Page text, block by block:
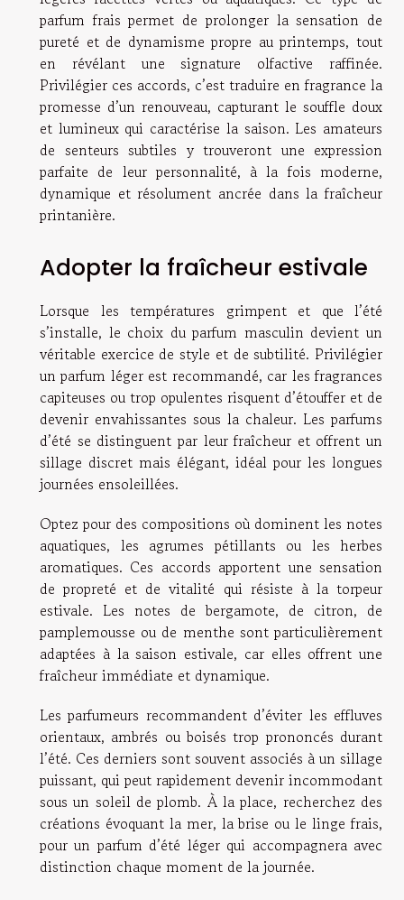
parfum frais permet de prolonger la sensation de
pureté et de dynamisme propre au printemps, tout
en révélant une signature olfactive raffinée.
Privilégier ces accords, c’est traduire en fragrance la
promesse d’un renouveau, capturant le souffle doux
et lumineux qui caractérise la saison. Les amateurs
de senteurs subtiles y trouveront une expression
parfaite de leur personnalité, à la fois moderne,
dynamique et résolument ancrée dans la fraîcheur
printanière.
Adopter la fraîcheur estivale
Lorsque les températures grimpent et que l’été
s’installe, le choix du parfum masculin devient un
véritable exercice de style et de subtilité. Privilégier
un parfum léger est recommandé, car les fragrances
capiteuses ou trop opulentes risquent d’étouffer et de
devenir envahissantes sous la chaleur. Les parfums
d’été se distinguent par leur fraîcheur et offrent un
sillage discret mais élégant, idéal pour les longues
journées ensoleillées.
Optez pour des compositions où dominent les notes
aquatiques, les agrumes pétillants ou les herbes
aromatiques. Ces accords apportent une sensation
de propreté et de vitalité qui résiste à la torpeur
estivale. Les notes de bergamote, de citron, de
pamplemousse ou de menthe sont particulièrement
adaptées à la saison estivale, car elles offrent une
fraîcheur immédiate et dynamique.
Les parfumeurs recommandent d’éviter les effluves
orientaux, ambrés ou boisés trop prononcés durant
l’été. Ces derniers sont souvent associés à un sillage
puissant, qui peut rapidement devenir incommodant
sous un soleil de plomb. À la place, recherchez des
créations évoquant la mer, la brise ou le linge frais,
pour un parfum d’été léger qui accompagnera avec
distinction chaque moment de la journée.